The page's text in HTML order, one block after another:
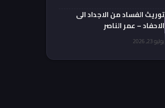
توريث الفساد من الاجداد الى
الاحفاد – عمر الناصر
يوليو 23, 2026